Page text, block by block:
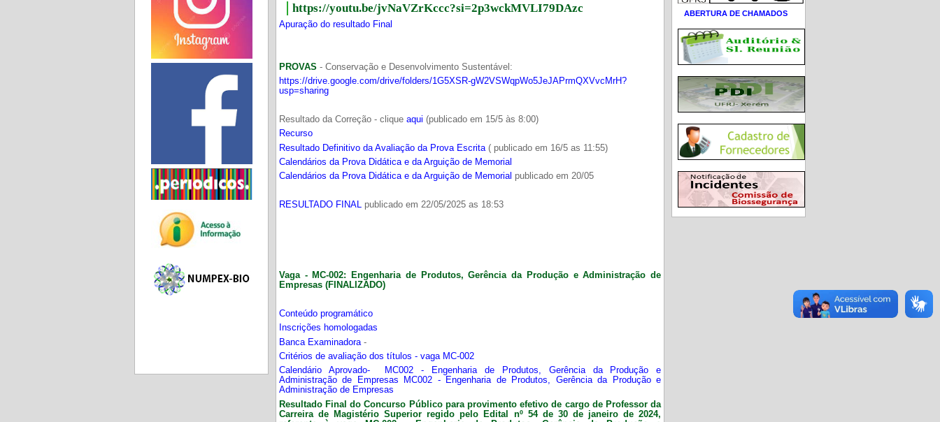
https://youtu.be/jvNaVZrKccc?si=2p3wckMVLI79DAzc
Apuração do resultado Final
PROVAS - Conservação e Desenvolvimento Sustentável:
https://drive.google.com/drive/folders/1G5XSR-gW2VSWqpWo5JeJAPrmQXVvcMrH?
usp=sharing
Resultado da Correção - clique aqui (publicado em 15/5 às 8:00)
Recurso
Resultado Definitivo da Avaliação da Prova Escrita( publicado em 16/5 as 11:55)
Calendários da Prova Didática e da Arguição de Memorial
Calendários da Prova Didática e da Arguição de Memorial publicado em 20/05
RESULTADO FINAL publicado em 22/05/2025 as 18:53
Vaga - MC-002: Engenharia de Produtos, Gerência da Produção e Administração de
Empresas (FINALIZADO)
Conteúdo programático
Inscrições homologadas
Banca Examinadora -
Critérios de avaliação dos títulos - vaga MC-002
Calendário Aprovado- MC002 - Engenharia de Produtos, Gerência da Produção e
Administração de Empresas MC002 - Engenharia de Produtos, Gerência da Produção e
Administração de Empresas
Resultado Final do Concurso Público para provimento efetivo de cargo de Professor da
Carreira de
Magistério Superior regido pelo Edital nº 54 de 30 de janeiro de 2024,
ABERTURA DE CHAMADOS